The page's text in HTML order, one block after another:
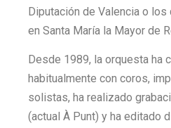
Diputación de Valencia o
en Santa María la Mayor de
Desde 1989, la orquesta ha
habitualmente con coros,
solistas, ha realizado
(actual À Punt) y ha editado